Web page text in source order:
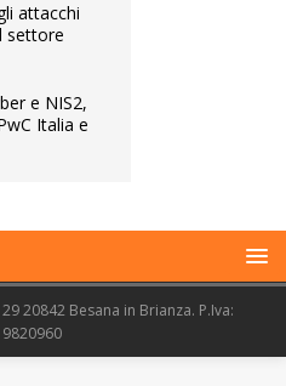
attacchi
settore
e NIS2,
Italia e
20842 Besana in Brianza. P.Iva: